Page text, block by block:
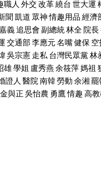
職人 外交改革繞台 世大運
聞 凱道 眾神情趣用品經濟
義追思會副總統林全 院長
交通部李應元名嘴健保空
吳宗憲走私台灣民眾黨林
雄學姐 盧秀燕余筱萍媽祖
證人 醫院南韓勞動余湘罷
金與正吳怡農 勇鷹情趣高